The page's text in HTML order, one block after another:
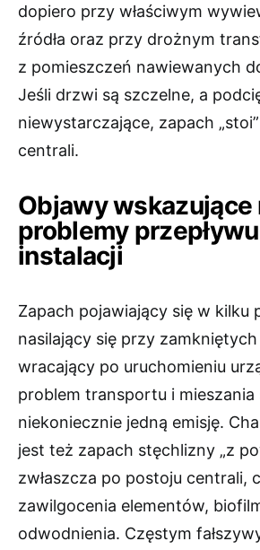
dopiero przy właściwym
źródła oraz przy drożnym
z pomieszczeń nawiewanych
Jeśli drzwi są szczelne, a
niewystarczające, zapach
centrali.
Objawy wskazujące
problemy
instalacji
Zapach pojawiający się w kilku
nasilający się przy
wracający po uruchomieniu
problem transportu i mieszania
niekoniecznie jedną emisję.
jest też zapach stęchlizny „z
zwłaszcza po postoju centrali,
zawilgocenia elementów,
odwodnienia. Częstym